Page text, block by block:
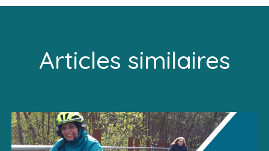
Articles similaires